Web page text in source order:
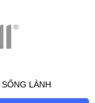
LÀNH